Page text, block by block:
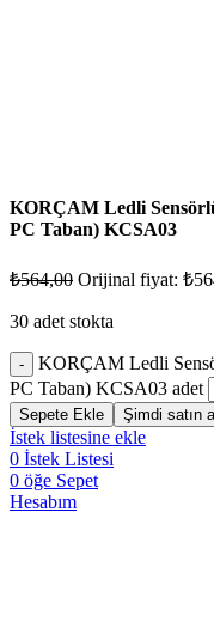
KORÇAM Ledli
PC Taban) KCSA03
₺564,00 Orijinal fiyat:
30 adet stokta
KORÇAM Ledli
PC Taban) KCSA03 adet
Sepete Ekle Şimdi satın al
İstek listesine ekle
0 İstek Listesi
0 öğe Sepet
Hesabım